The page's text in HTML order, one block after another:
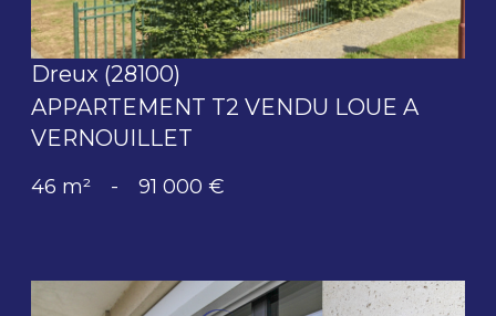
Dreux (28100)
APPARTEMENT T2 VENDU LOUE A
VERNOUILLET
46 m² - 91 000 €